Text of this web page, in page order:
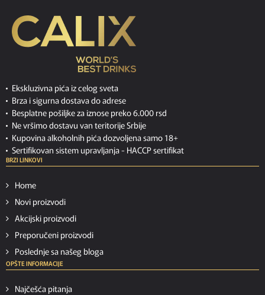
Ekskluzivna pića iz celog sveta
Brza i sigurna dostava do adrese
Besplatne pošiljke za iznose preko 6.000 rsd
Ne vršimo dostavu van teritorije Srbije
Kupovina alkoholnih pića dozvoljena samo 18+
Sertifikovan sistem upravljanja - HACCP sertifikat
BRZI LINKOVI
Home
Novi proizvodi
Akcijski proizvodi
Preporučeni proizvodi
Poslednje sa našeg bloga
OPŠTE INFORMACIJE
Najčešća pitanja